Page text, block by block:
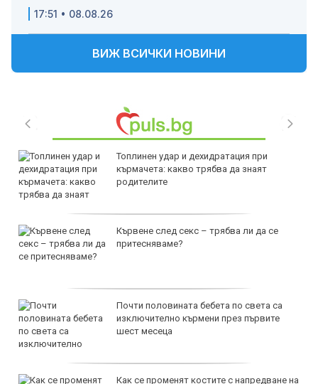
17:51 • 08.08.26
ВИЖ ВСИЧКИ НОВИНИ
Топлинен удар и дехидратация при
кърмачета: какво трябва да знаят
родителите
Кървене след секс – трябва ли да се
притесняваме?
Почти половината бебета по света са
изключително кърмени през първите
шест месеца
Как се променят костите с напредване на